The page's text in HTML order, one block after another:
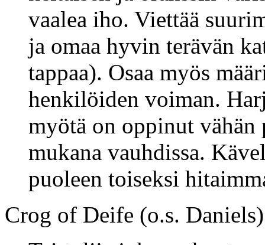
vaalea iho. Viettää
ja omaa hyvin terävän
tappaa). Osaa myös
henkilöiden voiman.
myötä on oppinut vähän
mukana vauhdissa.
puoleen toiseksi
Crog of Deife (o.s.